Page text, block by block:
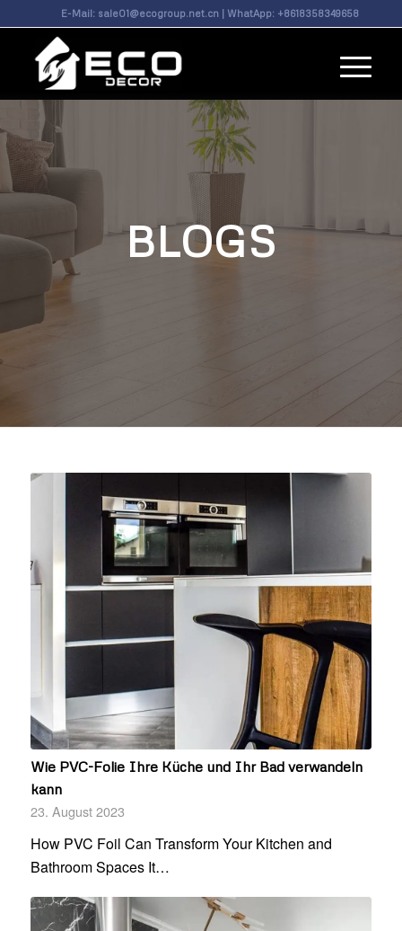
E-Mail: sale01@ecogroup.net.cn| WhatApp: +8618358349658
BLOGS
Wie PVC-Folie Ihre Küche und Ihr Bad verwandeln
kann
23. August 2023
How PVC Foil Can Transform Your Kitchen and
Bathroom Spaces It…